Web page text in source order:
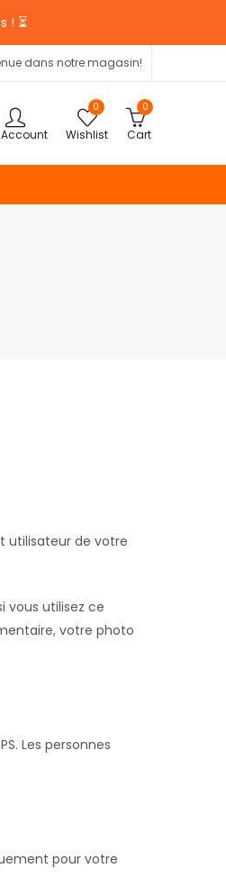
! ⏳
dans notre magasin!
Account
0
Wishlist
0
Cart
utilisateur de votre
vous utilisez ce
votre photo
Les personnes
pour votre